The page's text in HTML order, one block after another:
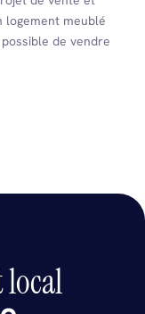
logement meublé
de vendre
local